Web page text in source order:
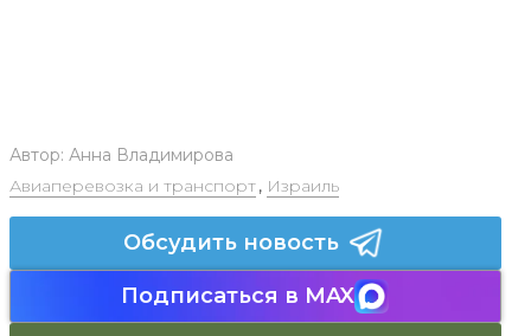
Автор: Анна Владимирова
Авиаперевозка и транспорт, Израиль
Обсудить новость
Подписаться в MAX